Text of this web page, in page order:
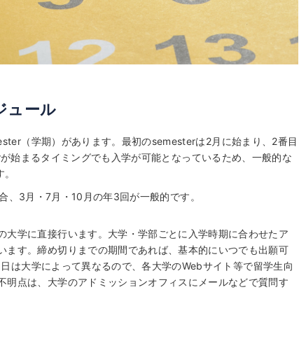
ュール
（学期）があります。最初のsemesterは2月に始まり、2番目
まるタイミングでも入学が可能となっているため、一般的な
3月・7月・10月の年3回が一般的です。
学に直接行います。大学・学部ごとに入学時期に合わせたア
ます。締め切りまでの期間であれば、基本的にいつでも出願可
は大学によって異なるので、各大学のWebサイト等で留学生向
点は、大学のアドミッションオフィスにメールなどで質問す